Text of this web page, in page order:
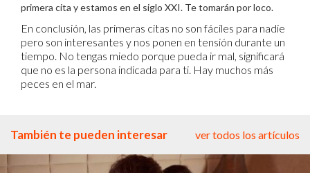
primera cita y estamos en el siglo XXI. Te tomarán por loco.
En conclusión, las primeras citas no son fáciles para nadie
pero son interesantes y nos ponen en tensión durante un
tiempo. No tengas miedo porque pueda ir mal, significará
que no es la persona indicada para ti. Hay muchos más
peces en el mar.
También te pueden interesar ver todos los artículos